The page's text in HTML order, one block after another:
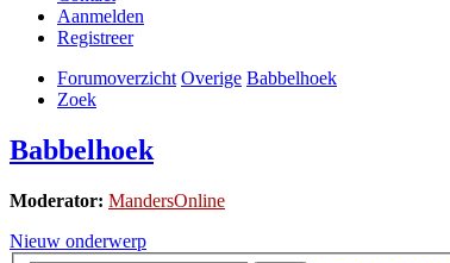
Aanmelden
Registreer
Forumoverzicht Overige Babbelhoek
Zoek
Babbelhoek
Moderator: MandersOnline
Nieuw onderwerp